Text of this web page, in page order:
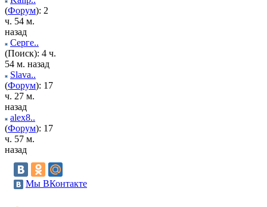
(Форум): 2
ч. 54 м.
назад
Серге..
(Поиск): 4 ч.
54 м. назад
Slava..
(Форум): 17
ч. 27 м.
назад
alex8..
(Форум): 17
ч. 57 м.
назад
Мы ВКонтакте